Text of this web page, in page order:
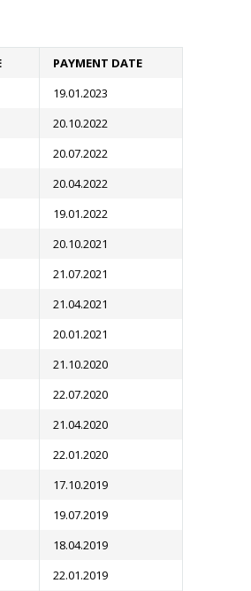
PAYMENT DATE
19.01.2023
20.10.2022
20.07.2022
20.04.2022
19.01.2022
20.10.2021
21.07.2021
21.04.2021
20.01.2021
21.10.2020
22.07.2020
21.04.2020
22.01.2020
17.10.2019
19.07.2019
18.04.2019
22.01.2019